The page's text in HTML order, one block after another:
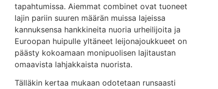
tapahtumissa. Aiemmat combinet ovat tuoneet
lajin pariin suuren määrän muissa lajeissa
kannuksensa hankkineita nuoria urheilijoita ja
Euroopan huipulle yltäneet leijonajoukkueet on
päästy kokoamaan monipuolisen lajitaustan
omaavista lahjakkaista nuorista.
Tälläkin kertaa mukaan odotetaan runsaasti